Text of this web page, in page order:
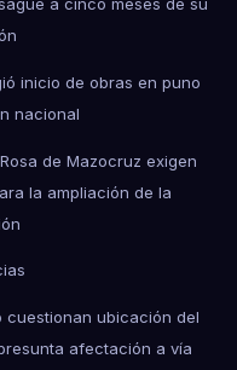
inicio de obras en puno
nacional
de Mazocruz exigen
la ampliación de la
cuestionan ubicación del
afectación a vía